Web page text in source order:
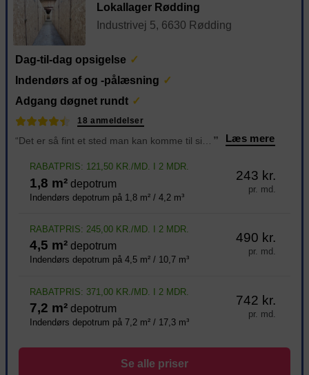
Lokallager Rødding
Industrivej 5, 6630 Rødding
Dag-til-dag opsigelse
Indendørs af og -pålæsning
Adgang døgnet rundt
18 anmeldelser
” Læs mere
RABATPRIS: 121,50 KR./MD. I 2 MDR.
1,8 m² depotrum
Indendørs depotrum på 1,8 m² / 4,2 m³
243 kr.
pr. md.
RABATPRIS: 245,00 KR./MD. I 2 MDR.
4,5 m² depotrum
Indendørs depotrum på 4,5 m² / 10,7 m³
490 kr.
pr. md.
RABATPRIS: 371,00 KR./MD. I 2 MDR.
7,2 m² depotrum
Indendørs depotrum på 7,2 m² / 17,3 m³
742 kr.
pr. md.
Se alle priser